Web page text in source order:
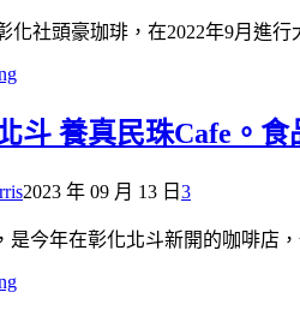
化社頭豪珈琲，在2022年9月進
斗 養真民珠Cafe。
2023 年 09 月 13 日 3
是今年在彰化北斗新開的咖啡店